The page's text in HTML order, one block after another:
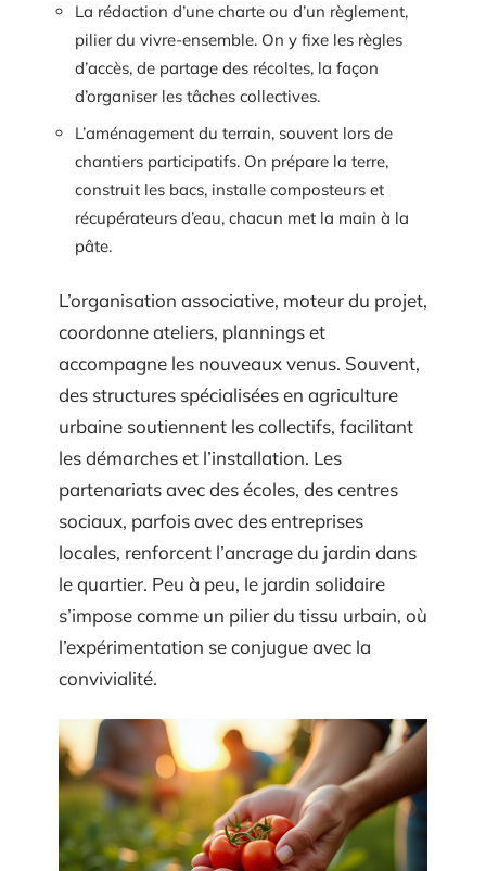
La rédaction d’une charte ou d’un règlement,
pilier du vivre-ensemble. On y fixe les règles
d’accès, de partage des récoltes, la façon
d’organiser les tâches collectives.
L’aménagement du terrain, souvent lors de
chantiers participatifs. On prépare la terre,
construit les bacs, installe composteurs et
récupérateurs d’eau, chacun met la main à la
pâte.
L’organisation associative, moteur du projet,
coordonne ateliers, plannings et
accompagne les nouveaux venus. Souvent,
des structures spécialisées en agriculture
urbaine soutiennent les collectifs, facilitant
les démarches et l’installation. Les
partenariats avec des écoles, des centres
sociaux, parfois avec des entreprises
locales, renforcent l’ancrage du jardin dans
le quartier. Peu à peu, le jardin solidaire
s’impose comme un pilier du tissu urbain, où
l’expérimentation se conjugue avec la
convivialité.